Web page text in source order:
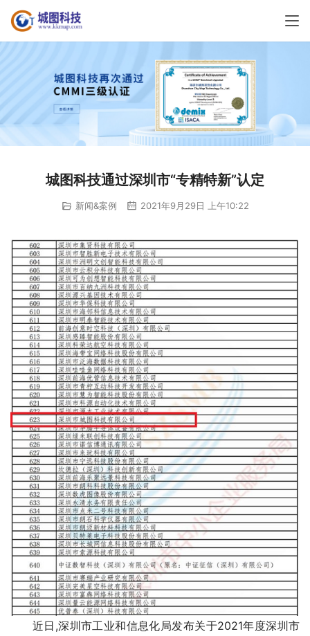
城图科技通过深圳市“专精特新”认定
新闻&案例 2021年9月29日 上午10:22
近日,深圳市工业和信息化局发布关于2021年度深圳市